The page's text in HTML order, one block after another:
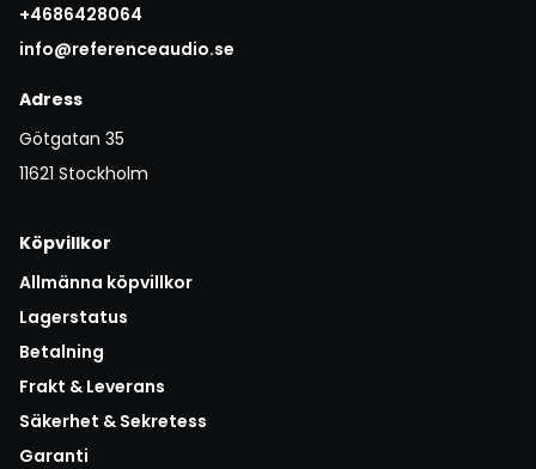
+4686428064
info@referenceaudio.se
Adress
Götgatan 35
11621 Stockholm
Köpvillkor
Allmänna köpvillkor
Lagerstatus
Betalning
Frakt & Leverans
Säkerhet & Sekretess
Garanti